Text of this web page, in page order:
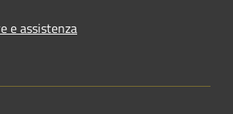
e assistenza